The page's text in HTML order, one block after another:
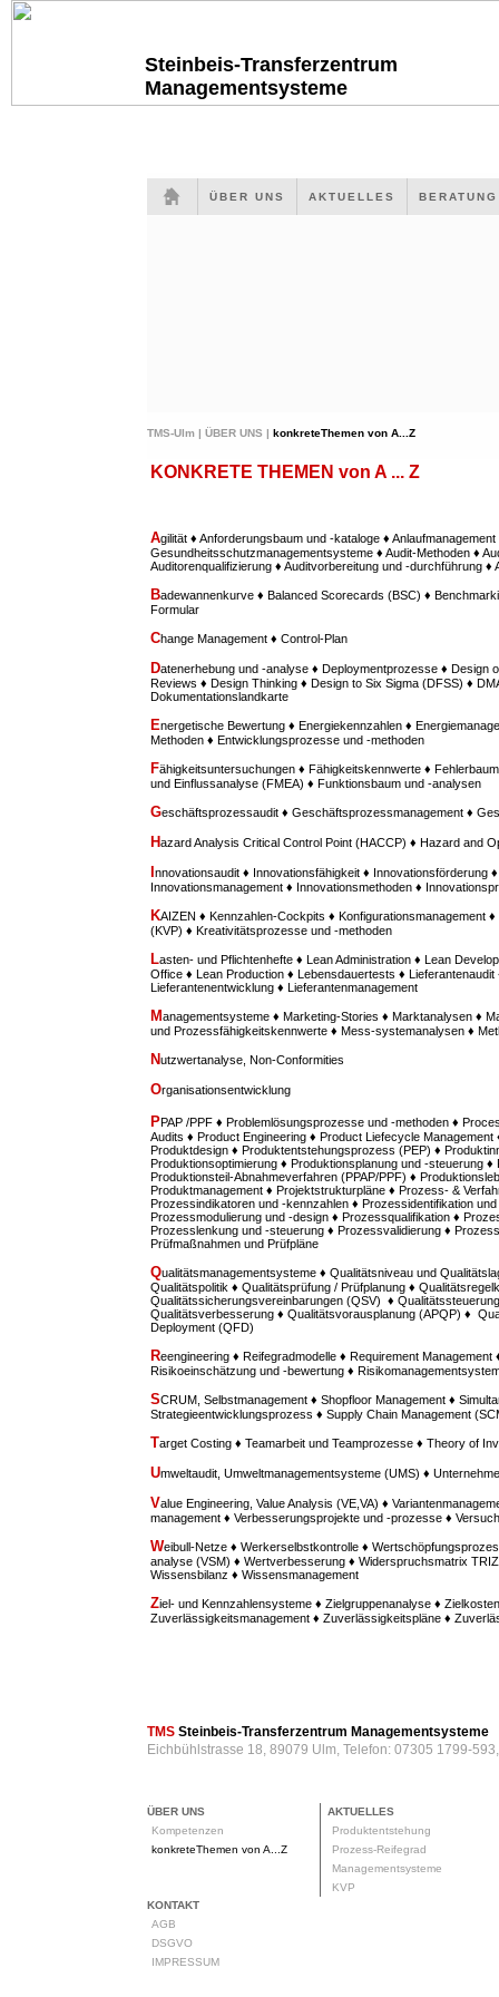
Steinbeis-Transferzentrum
Managementsysteme
ÜBER UNS AKTUELLES
TMS-Ulm | ÜBER UNS | konkreteThemen von A...Z
KONKRETE THEMEN von A ... Z
Agilität ♦ Anforderungsbaum und -kataloge ♦
Gesundheitsschutzmanagementsysteme ♦ Audit-Methoden ♦
Auditorenqualifizierung ♦ Auditvorbereitung und -durchführung ♦
Badewannenkurve ♦ Balanced Scorecards (BSC) ♦
Formular
Change Management ♦ Control-Plan
Datenerhebung und -analyse ♦ Deploymentprozesse ♦ Design
Reviews ♦ Design Thinking ♦ Design to Six Sigma (DFSS) ♦
Dokumentationslandkarte
Energetische Bewertung ♦ Energiekennzahlen ♦
Methoden ♦ Entwicklungsprozesse und -methoden
Fähigkeitsuntersuchungen ♦ Fähigkeitskennwerte ♦
und Einflussanalyse (FMEA) ♦ Funktionsbaum und -analysen
Geschäftsprozessaudit ♦ Geschäftsprozessmanagement ♦
Hazard Analysis Critical Control Point (HACCP) ♦ Hazard and
nnovationsaudit ♦ Innovationsfähigkeit ♦ Innovationsförderung
Innovationsmanagement ♦ Innovationsmethoden ♦
KAIZEN ♦ Kennzahlen-Cockpits ♦ Konfigurationsmanagement
(KVP) ♦ Kreativitätsprozesse und -methoden
Lasten- und Pflichtenhefte ♦ Lean Administration ♦ Lean
Office ♦ Lean Production ♦ Lebensdauertests ♦ Lieferantenaudit
Lieferantenentwicklung ♦ Lieferantenmanagement
Managementsysteme ♦ Marketing-Stories ♦ Marktanalysen ♦
und Prozessfähigkeitskennwerte ♦ Mess-systemanalysen ♦
Nutzwertanalyse, Non-Conformities
Organisationsentwicklung
PPAP /PPF ♦ Problemlösungsprozesse und -methoden ♦
Audits ♦ Product Engineering ♦ Product Liefecycle
Produktdesign ♦ Produktentstehungsprozess (PEP) ♦
Produktionsoptimierung ♦ Produktionsplanung und -steuerung
Produktionsteil-Abnahmeverfahren (PPAP/PPF) ♦
Produktmanagement ♦ Projektstrukturpläne ♦ Prozess- &
Prozessindikatoren und -kennzahlen ♦ Prozessidentifikation
Prozessmodulierung und -design ♦ Prozessqualifikation ♦
Prozesslenkung und -steuerung ♦ Prozessvalidierung ♦
Prüfmaßnahmen und Prüfpläne
Qualitätsmanagementsysteme ♦ Qualitätsniveau und
Qualitätspolitik ♦ Qualitätsprüfung / Prüfplanung ♦
Qualitätssicherungsvereinbarungen (QSV) ♦
Qualitätsverbesserung ♦ Qualitätsvorausplanung (APQP) ♦
Deployment (QFD)
Reengineering ♦ Reifegradmodelle ♦ Requirement
Risikoeinschätzung und -bewertung ♦
SCRUM, Selbstmanagement ♦ Shopfloor Management ♦
Strategieentwicklungsprozess ♦ Supply Chain Management
Target Costing ♦ Teamarbeit und Teamprozesse ♦ Theory of
Umweltaudit, Umweltmanagementsysteme (UMS) ♦
Value Engineering, Value Analysis (VE,VA) ♦
management ♦ Verbesserungsprojekte und -prozesse ♦
Weibull-Netze ♦ Werkerselbstkontrolle ♦
analyse (VSM) ♦ Wertverbesserung ♦ Widerspruchsmatrix
Wissensbilanz ♦ Wissensmanagement
Ziel- und Kennzahlensysteme ♦ Zielgruppenanalyse ♦
Zuverlässigkeitsmanagement ♦ Zuverlässigkeitspläne ♦
TMS Steinbeis-Transferzentrum Managementsysteme
Eichbühlstrasse 18, 89079 Ulm, Telefon: 07305 1799-
ÜBER UNS
Kompetenzen
konkreteThemen von A...Z
AKTUELLES
Produktentstehung
Prozess-Reifegrad
Managementsysteme
KVP
KONTAKT
AGB
DSGVO
IMPRESSUM